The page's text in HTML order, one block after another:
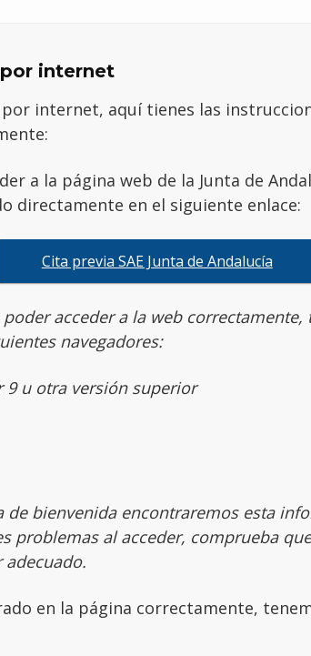
internet
internet, aquí tienes las
a la página web de la Junta de
directamente en el siguiente enlace:
Cita previa SAE Junta de Andalucía
acceder a la web
navegadores:
9 u otra versión superior
de bienvenida encontraremos esta
problemas al acceder, comprueba
adecuado.
en la página correctamente,